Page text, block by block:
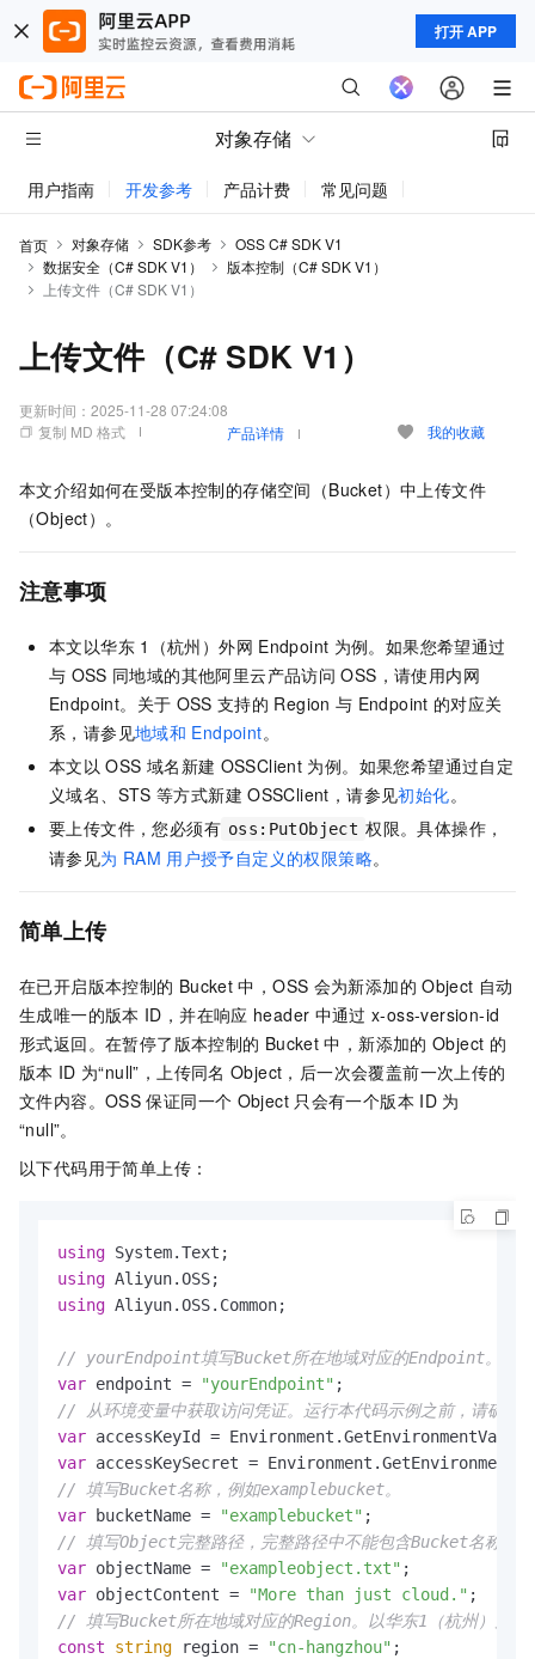
打开 APP
对象存储
用户指南 开发参考 产品计费 常见问题
首页 对象存储 SDK参考
OSS C# SDK V1
数据安全（C# SDK V1）
版本控制（C# SDK V1）
上传文件（C# SDK V1）
上传文件（C# SDK V1）
更新时间： 2025-11-28 07:24:08
复制 MD 格式
产品详情 我的收藏
本文介绍如何在受版本控制的存储空间（Bucket）中上传文件
（Object）。
注意事项
本文以华东 1（杭州）外网 Endpoint 为例。如果您希望通过
与 OSS 同地域的其他阿里云产品访问 OSS，请使用内网
Endpoint。关于 OSS 支持的 Region 与 Endpoint 的对应关
系，请参见地域和 Endpoint。
本文以 OSS 域名新建 OSSClient 为例。如果您希望通过自定
义域名、STS 等方式新建 OSSClient，请参见初始化。
要上传文件，您必须有 oss:PutObject 权限。具体操作，
请参见为 RAM 用户授予自定义的权限策略。
简单上传
在已开启版本控制的 Bucket 中，OSS 会为新添加的 Object 自动
生成唯一的版本 ID，并在响应 header 中通过 x-oss-version-id
形式返回。在暂停了版本控制的 Bucket 中，新添加的 Object 的
版本 ID 为“null”，上传同名 Object，后一次会覆盖前一次上传的
文件内容。OSS 保证同一个 Object 只会有一个版本 ID 为
“null”。
以下代码用于简单上传：
using
using
using Aliyun.OSS.Common;
// yourEndpoint填写Bucket所在地域对应的Endpoint。
var endpoint = "yourEndpoint"
// 从环境变量中获取访问凭证。运行本代码示例之前，请确保已
var accessKeyId =
var accessKeySecret =
// 填写Bucket名称，例如examplebucket。
var bucketName = "examplebucket"
// 填写Object完整路径，完整路径中不能包含Bucket名称
var objectName = "exampleobject.txt"
var objectContent = "More than just cloud."
// 填写Bucket所在地域对应的Region。以华东1（杭州）为
const
string region = "cn-hangzhou" ;